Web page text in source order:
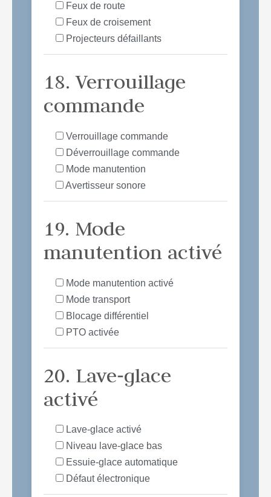
Feux de route
Feux de croisement
Projecteurs défaillants
18. Verrouillage
commande
Verrouillage commande
Déverrouillage commande
Mode manutention
Avertisseur sonore
19. Mode
manutention activé
Mode manutention activé
Mode transport
Blocage différentiel
PTO activée
20. Lave‑glace
activé
Lave‑glace activé
Niveau lave‑glace bas
Essuie‑glace automatique
Défaut électronique